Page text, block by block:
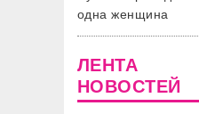
одна женщина
ЛЕНТА
НОВОСТЕЙ